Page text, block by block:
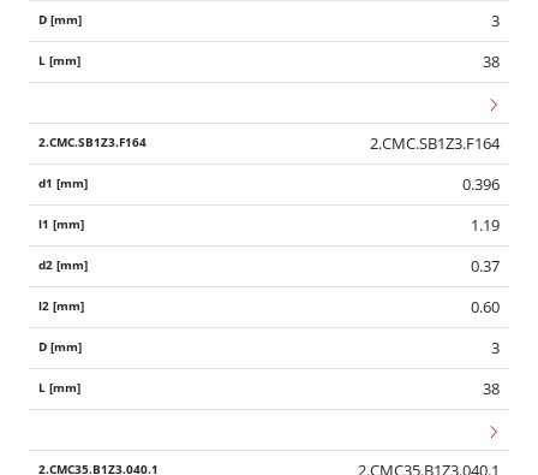
3
38
2.CMC.SB1Z3.F164
0.396
1.19
0.37
0.60
3
38
2.CMC35.B1Z3.040.1